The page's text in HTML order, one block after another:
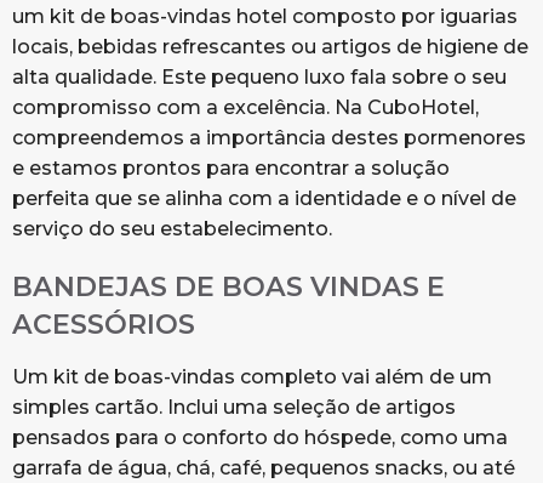
um kit de boas-vindas hotel composto por iguarias
locais, bebidas refrescantes ou artigos de higiene de
alta qualidade. Este pequeno luxo fala sobre o seu
compromisso com a excelência. Na CuboHotel,
compreendemos a importância destes pormenores
e estamos prontos para encontrar a solução
perfeita que se alinha com a identidade e o nível de
serviço do seu estabelecimento.
BANDEJAS DE BOAS VINDAS E
ACESSÓRIOS
Um kit de boas-vindas completo vai além de um
simples cartão. Inclui uma seleção de artigos
pensados para o conforto do hóspede, como uma
garrafa de água, chá, café, pequenos snacks, ou até